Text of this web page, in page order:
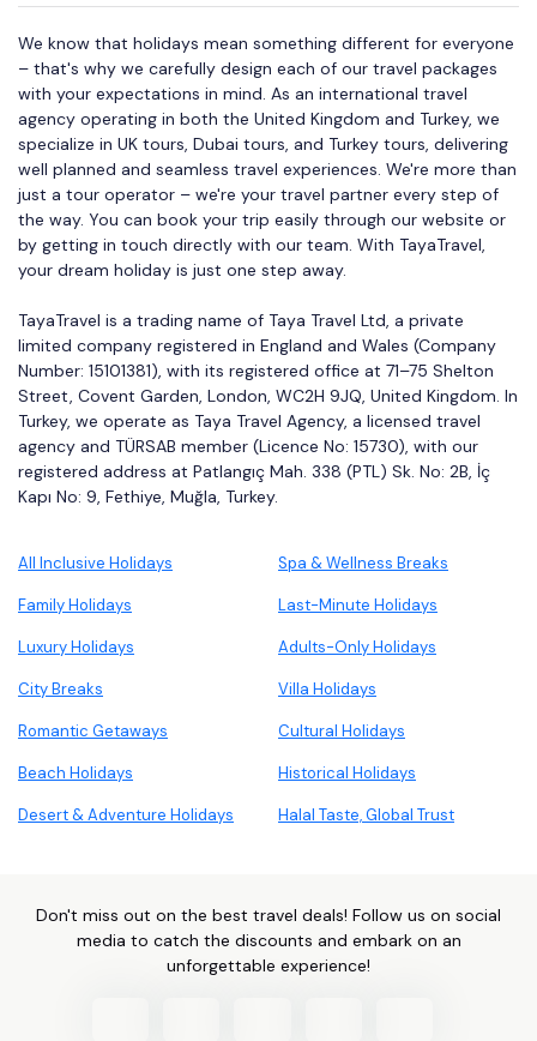
We know that holidays mean something different for everyone
– that's why we carefully design each of our travel packages
with your expectations in mind. As an international travel
agency operating in both the United Kingdom and Turkey, we
specialize in UK tours, Dubai tours, and Turkey tours, delivering
well planned and seamless travel experiences. We're more than
just a tour operator – we're your travel partner every step of
the way. You can book your trip easily through our website or
by getting in touch directly with our team. With TayaTravel,
your dream holiday is just one step away.
TayaTravel is a trading name of Taya Travel Ltd, a private
limited company registered in England and Wales (Company
Number: 15101381), with its registered office at 71–75 Shelton
Street, Covent Garden, London, WC2H 9JQ, United Kingdom. In
Turkey, we operate as Taya Travel Agency, a licensed travel
agency and TÜRSAB member (Licence No: 15730), with our
registered address at Patlangıç Mah. 338 (PTL) Sk. No: 2B, İç
Kapı No: 9, Fethiye, Muğla, Turkey.
All Inclusive Holidays Spa & Wellness Breaks
Family Holidays Last-Minute Holidays
Luxury Holidays Adults-Only Holidays
City Breaks Villa Holidays
Romantic Getaways Cultural Holidays
Beach Holidays Historical Holidays
Desert & Adventure Holidays Halal Taste, Global Trust
Don't miss out on the best travel deals! Follow us on social
media to catch the discounts and embark on an
unforgettable experience!